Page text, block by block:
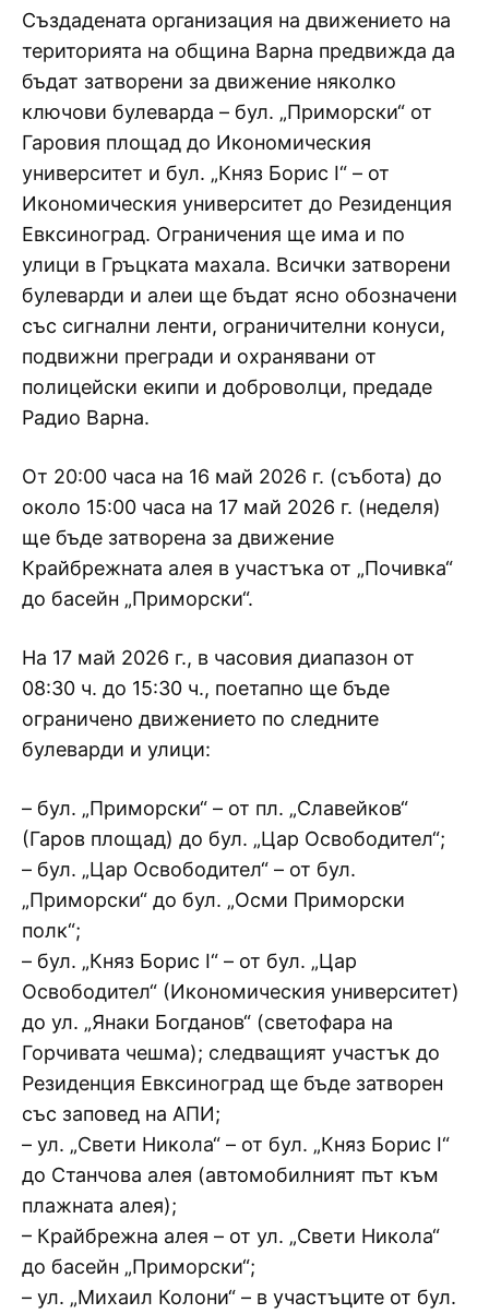
Създадената организация на движението на
територията на община Варна предвижда да
бъдат затворени за движение няколко
ключови булеварда – бул. „Приморски“ от
Гаровия площад до Икономическия
университет и бул. „Княз Борис I“ – от
Икономическия университет до Резиденция
Евксиноград. Ограничения ще има и по
улици в Гръцката махала. Всички затворени
булеварди и алеи ще бъдат ясно обозначени
със сигнални ленти, ограничителни конуси,
подвижни прегради и охранявани от
полицейски екипи и доброволци, предаде
Радио Варна.
От 20:00 часа на 16 май 2026 г. (събота) до
около 15:00 часа на 17 май 2026 г. (неделя)
ще бъде затворена за движение
Крайбрежната алея в участъка от „Почивка“
до басейн „Приморски“.
На 17 май 2026 г., в часовия диапазон от
08:30 ч. до 15:30 ч., поетапно ще бъде
ограничено движението по следните
булеварди и улици:
– бул. „Приморски“ – от пл. „Славейков“
(Гаров площад) до бул. „Цар Освободител“;
– бул. „Цар Освободител“ – от бул.
„Приморски“ до бул. „Осми Приморски
полк“;
– бул. „Княз Борис I“ – от бул. „Цар
Освободител“ (Икономическия университет)
до ул. „Янаки Богданов“ (светофара на
Горчивата чешма); следващият участък до
Резиденция Евксиноград ще бъде затворен
със заповед на АПИ;
– ул. „Свети Никола“ – от бул. „Княз Борис I“
до Станчова алея (автомобилният път към
плажната алея);
– Крайбрежна алея – от ул. „Свети Никола“
до басейн „Приморски“;
– ул. „Михаил Колони“ – в участъците от бул.